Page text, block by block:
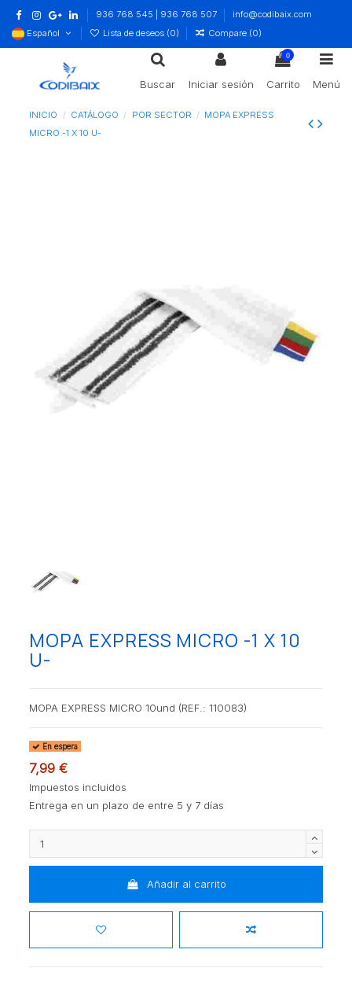
936 768 545 | 936 768 507
info@codibaix.com
Español
Lista de deseos (0) Compare (0)
Buscar Iniciar sesión
0
Carrito Menú
INICIO CATÁLOGO POR SECTOR
MOPA EXPRESS
MICRO -1 X 10 U-
MOPA EXPRESS MICRO -1 X 10
U-
MOPA EXPRESS MICRO 10und (REF.: 110083)
En espera
7,99 €
Impuestos incluidos
Entrega en un plazo de entre 5 y 7 días
Añadir al carrito